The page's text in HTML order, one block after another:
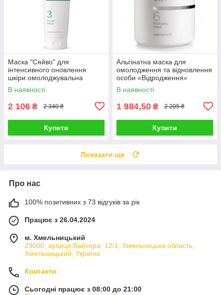
Маска "Сяйво" для
інтенсивного оновлення
шкіри омолоджувальна
GLOW MASK LINE REPAIR
CHRISTINA (крок 3) 250 мл
В наявності
2 106 ₴ 2 340 ₴
Купити
Альгінатна маска для
омолодження та відновлення
особи «Відродження»
REVIVING MASK WISH
CHRISTIN (крок 6) 150г
В наявності
1 984,50 ₴ 2 205 ₴
Купити
Показати ще
Про нас
100% позитивних з 73 відгуків за рік
Працює з 26.04.2024
м. Хмельницький
29000, вулиця Вайсера, 12/1, Хмельницька область,
Хмельницький, Україна
Контакти
Сьогодні працює з 08:00 до 21:00